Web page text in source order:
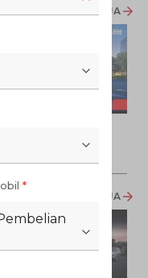
LIHAT SEMUA
-31 Ags 2026
LIHAT SEMUA
*